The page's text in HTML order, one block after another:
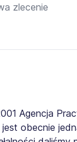
zlecenie
Agencja
obecnie